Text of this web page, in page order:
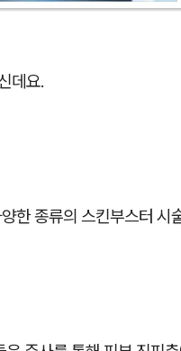
데요.
한 종류의 스킨부스터 시